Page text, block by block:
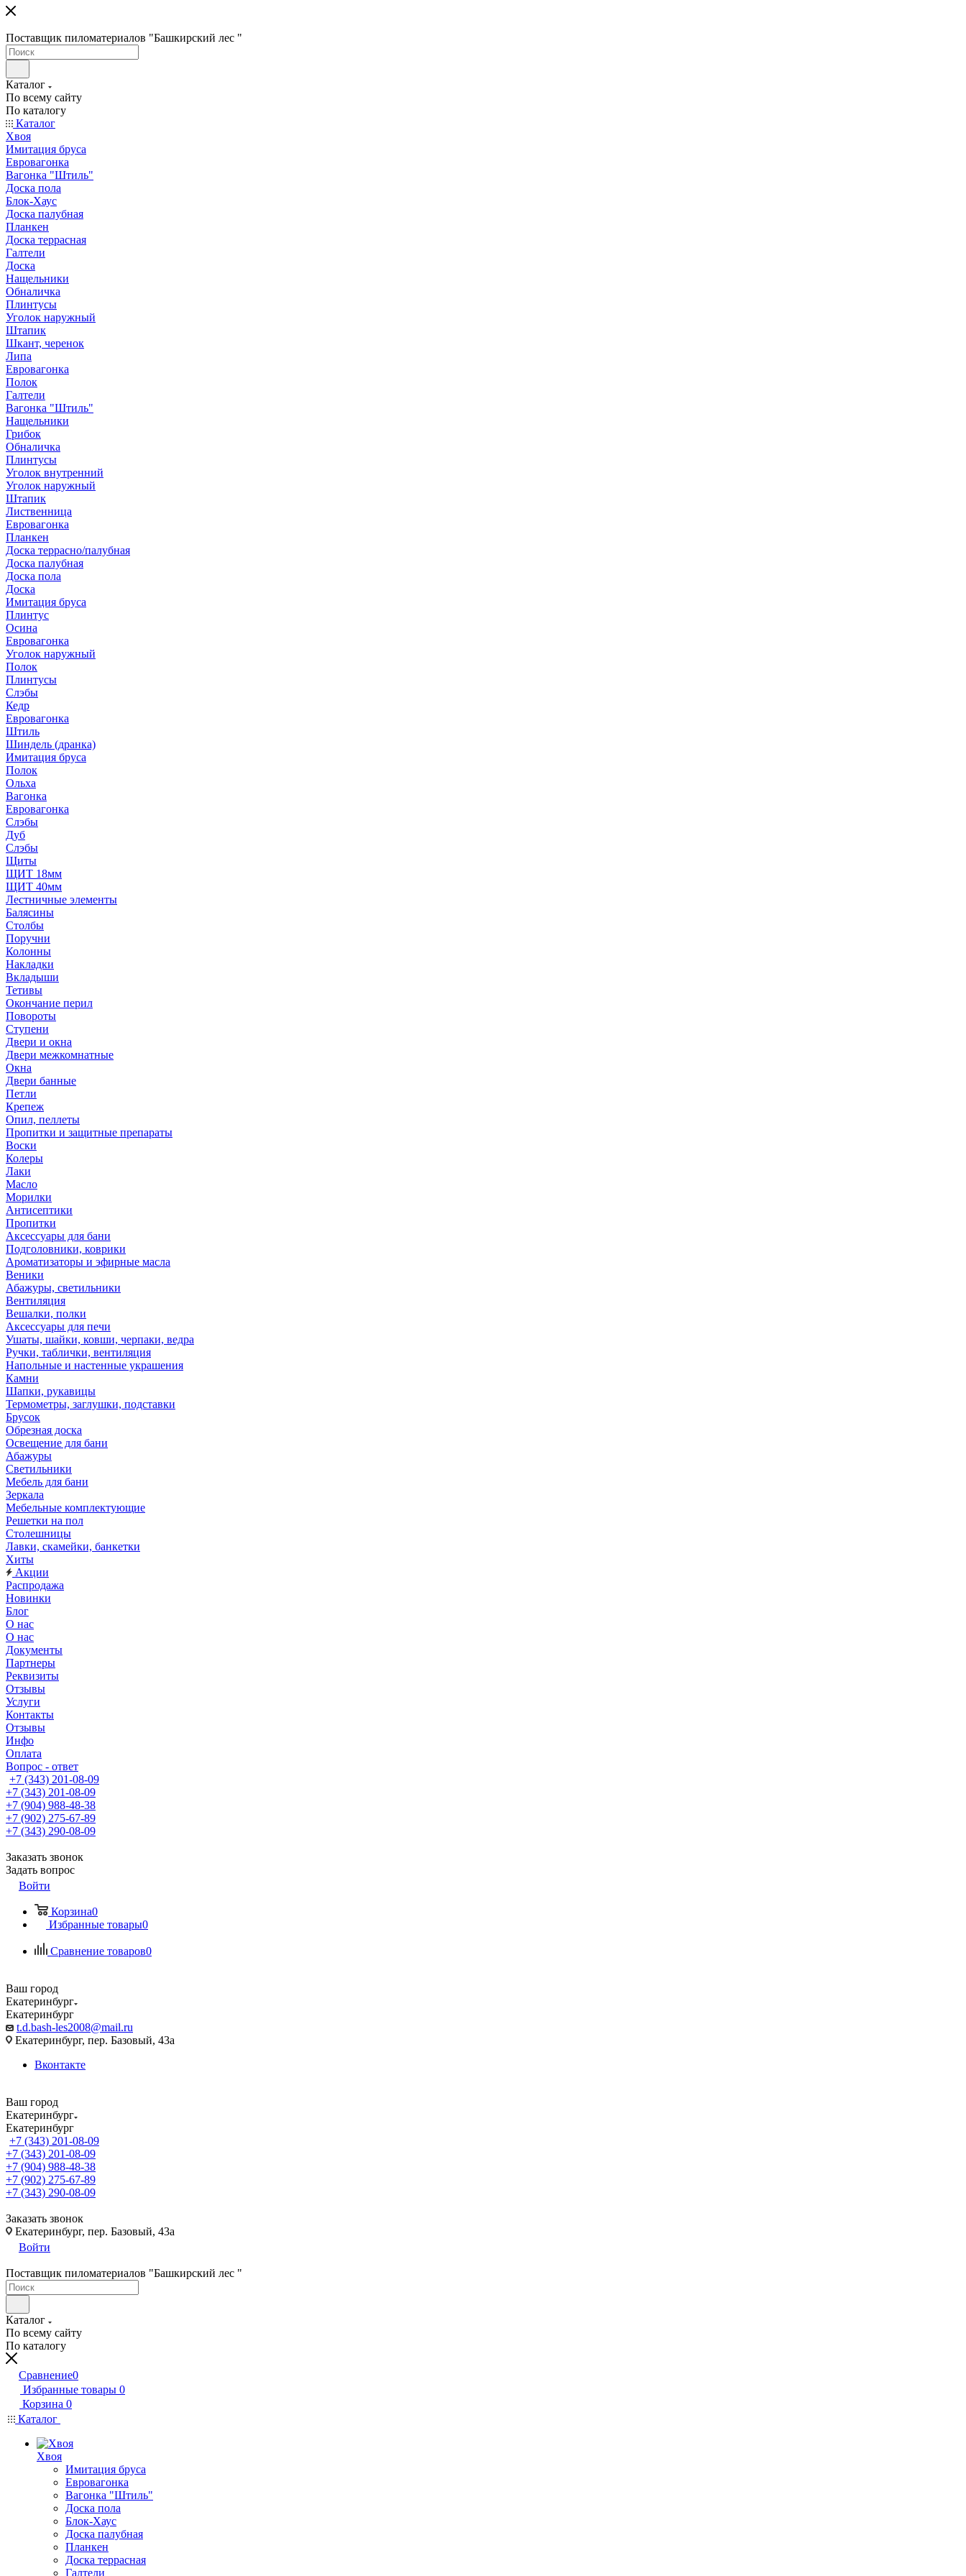
Поставщик пиломатериалов "Башкирский лес "
Каталог
По всему сайту
По каталогу
Каталог
Хвоя
Имитация бруса
Евровагонка
Вагонка "Штиль"
Доска пола
Блок-Хаус
Доска палубная
Планкен
Доска террасная
Галтели
Доска
Нащельники
Обналичка
Плинтусы
Уголок наружный
Штапик
Шкант, черенок
Липа
Евровагонка
Полок
Галтели
Вагонка "Штиль"
Нащельники
Грибок
Обналичка
Плинтусы
Уголок внутренний
Уголок наружный
Штапик
Лиственница
Евровагонка
Планкен
Доска террасно/палубная
Доска палубная
Доска пола
Доска
Имитация бруса
Плинтус
Осина
Евровагонка
Уголок наружный
Полок
Плинтусы
Слэбы
Кедр
Евровагонка
Штиль
Шиндель (дранка)
Имитация бруса
Полок
Ольха
Вагонка
Евровагонка
Слэбы
Дуб
Слэбы
Щиты
ЩИТ 18мм
ЩИТ 40мм
Лестничные элементы
Балясины
Столбы
Поручни
Колонны
Накладки
Вкладыши
Тетивы
Окончание перил
Повороты
Ступени
Двери и окна
Двери межкомнатные
Окна
Двери банные
Петли
Крепеж
Опил, пеллеты
Пропитки и защитные препараты
Воски
Колеры
Лаки
Масло
Морилки
Антисептики
Пропитки
Аксессуары для бани
Подголовники, коврики
Ароматизаторы и эфирные масла
Веники
Абажуры, светильники
Вентиляция
Вешалки, полки
Аксессуары для печи
Ушаты, шайки, ковши, черпаки, ведра
Ручки, таблички, вентиляция
Напольные и настенные украшения
Камни
Шапки, рукавицы
Термометры, заглушки, подставки
Брусок
Обрезная доска
Освещение для бани
Абажуры
Светильники
Мебель для бани
Зеркала
Мебельные комплектующие
Решетки на пол
Столешницы
Лавки, скамейки, банкетки
Хиты
Акции
Распродажа
Новинки
Блог
О нас
О нас
Документы
Партнеры
Реквизиты
Отзывы
Услуги
Контакты
Отзывы
Инфо
Оплата
Вопрос - ответ
+7 (343) 201-08-09
+7 (343) 201-08-09
+7 (904) 988-48-38
+7 (902) 275-67-89
+7 (343) 290-08-09
Заказать звонок
Задать вопрос
Войти
Корзина0
Избранные товары0
Сравнение товаров0
Ваш город
Екатеринбург
Екатеринбург
t.d.bash-les2008@mail.ru
Екатеринбург, пер. Базовый, 43а
Вконтакте
Ваш город
Екатеринбург
Екатеринбург
+7 (343) 201-08-09
+7 (343) 201-08-09
+7 (904) 988-48-38
+7 (902) 275-67-89
+7 (343) 290-08-09
Заказать звонок
Екатеринбург, пер. Базовый, 43а
Войти
Поставщик пиломатериалов "Башкирский лес "
Каталог
По всему сайту
По каталогу
Сравнение0
Избранные товары 0
Корзина 0
Каталог
Хвоя
Имитация бруса
Евровагонка
Вагонка "Штиль"
Доска пола
Блок-Хаус
Доска палубная
Планкен
Доска террасная
Галтели